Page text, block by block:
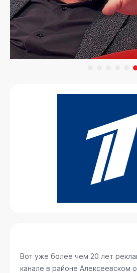
Вот уже более чем 20 лет
канале в районе Алексеевском